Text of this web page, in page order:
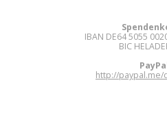
IBAN DE64 5055
BIC
http://paypal.me/